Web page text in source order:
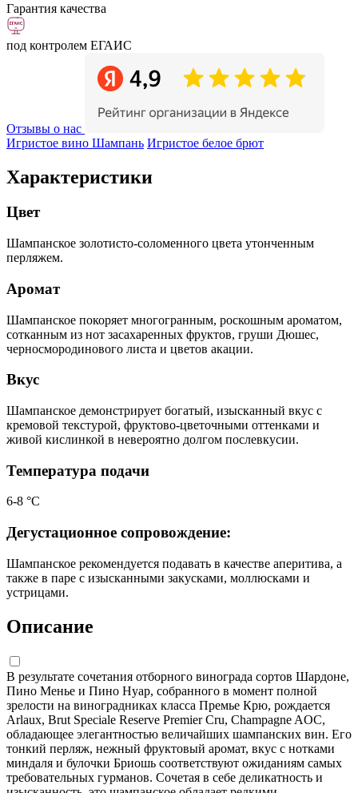
Гарантия качества
под контролем ЕГАИС
Отзывы о нас
Игристое вино Шампань Игристое белое брют
Характеристики
Цвет
Шампанское золотисто-соломенного цвета утонченным
перляжем.
Аромат
Шампанское покоряет многогранным, роскошным ароматом,
сотканным из нот засахаренных фруктов, груши Дюшес,
черносмородинового листа и цветов акации.
Вкус
Шампанское демонстрирует богатый, изысканный вкус с
кремовой текстурой, фруктово-цветочными оттенками и
живой кислинкой в невероятно долгом послевкусии.
Температура подачи
6-8 °С
Дегустационное сопровождение:
Шампанское рекомендуется подавать в качестве аперитива, а
также в паре с изысканными закусками, моллюсками и
устрицами.
Описание
В результате сочетания отборного винограда сортов Шардоне,
Пино Менье и Пино Нуар, собранного в момент полной
зрелости на виноградниках класса Премье Крю, рождается
Arlaux, Brut Speciale Reserve Premier Cru, Champagne AOC,
обладающее элегантностью величайших шампанских вин. Его
тонкий перляж, нежный фруктовый аромат, вкус с нотками
миндаля и булочки Бриошь соответствуют ожиданиям самых
требовательных гурманов. Сочетая в себе деликатность и